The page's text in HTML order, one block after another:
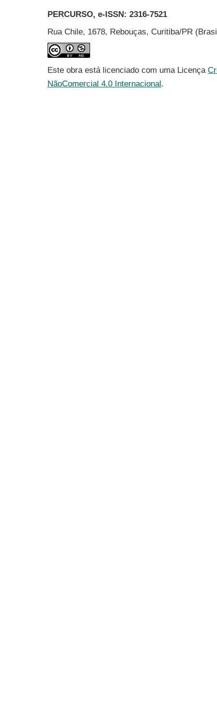
PERCURSO, e-ISSN: 2316-7521
Rua Chile, 1678, Rebouças, Curitiba/PR
Este obra está licenciado com uma Licença
NãoComercial 4.0 Internacional.